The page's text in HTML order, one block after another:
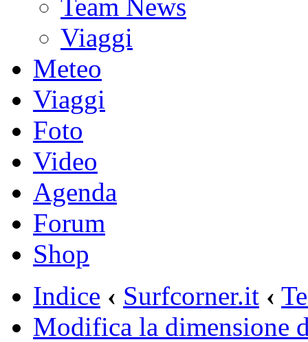
Team News
Viaggi
Meteo
Viaggi
Foto
Video
Agenda
Forum
Shop
Indice ‹ Surfcorner.it ‹
Modifica la dimensione